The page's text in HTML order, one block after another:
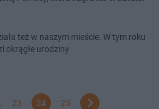
też w naszym mieście. W tym roku
okrągłe urodziny
23 24 25